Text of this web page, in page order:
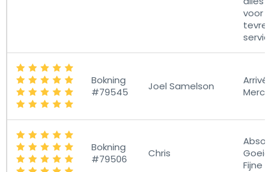
voor
Bokning
#79545
Joel Samelson
Merci
Bokning
#79506
Chris
Fijne